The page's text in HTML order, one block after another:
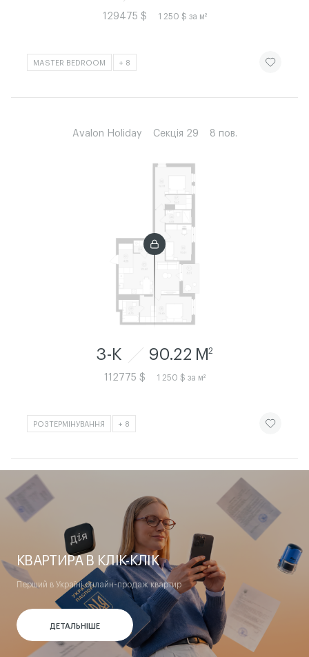
129475 $ 1 250 $ за м²
MASTER BEDROOM + 8 ЧИТАТИ
Avalon Holiday Секція 29 8 пов.
3-К 90.22 M2
112775 $ 1 250 $ за м²
РОЗТЕРМІНУВАННЯ + 8 ЧИТАТИ
КВАРТИРА В КЛІК-КЛІК
Перший в Україні онлайн-продаж квартир
ДЕТАЛЬНІШЕ
ДЕТАЛЬНІШЕ
ДЕТАЛЬНІШЕ
ДЕТАЛЬНІШЕ